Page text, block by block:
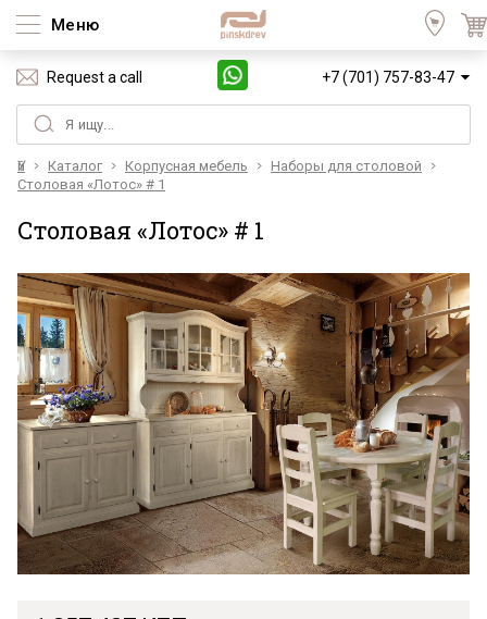
Меню
Request a call +7 (701) 757-83-47
Үй Каталог Корпусная мебель
Наборы для столовой
Столовая «Лотос» # 1
Столовая «Лотос» # 1